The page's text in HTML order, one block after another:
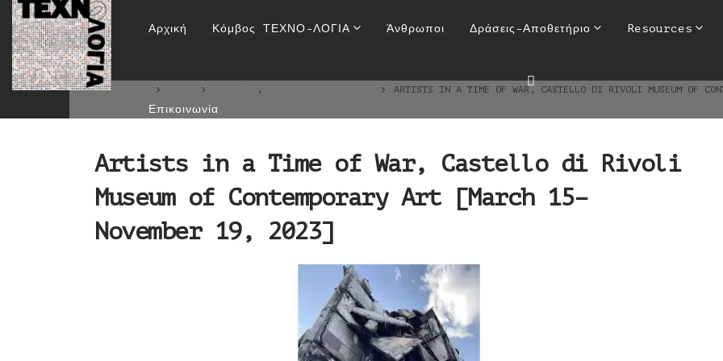
Αρχική Κόμβος ΤΕΧΝΟ-ΛΟΓΙΑ Άνθρωποι Δράσεις-Αποθετήριο Resources
Επικοινωνία
Artists in a Time of War, Castello di Rivoli
, ARTISTS IN A TIME OF WAR, CASTELLO DI RIVOLI MUSEUM OF
Artists in a Time of War, Castello di Rivoli
Museum of Contemporary Art [March 15–
November 19, 2023]